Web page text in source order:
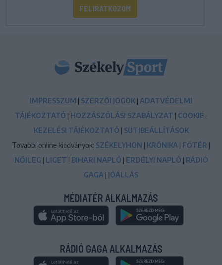
FELIRATKOZOM
IMPRESSZUM | SZERZŐI JOGOK | ADATVÉDELMI
TÁJÉKOZTATÓ | HOZZÁSZÓLÁSI SZABÁLYZAT | COOKIE-
KEZELÉSI TÁJÉKOZTATÓ | SÜTIBEÁLLÍTÁSOK
További online kiadványok: SZÉKELYHON | KRÓNIKA | FŐTÉR |
NŐILEG | LIGET | BIHARI NAPLÓ | ERDÉLYI NAPLÓ | RÁDIÓ
GAGA | JÓÁLLÁS
MÉDIATÉR ALKALMAZÁS
RÁDIÓ GAGA ALKALMAZÁS